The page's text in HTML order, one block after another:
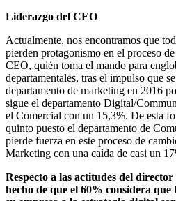
Liderazgo del CEO
Actualmente, nos encontramos que
pierden protagonismo en el proceso
CEO, quién toma el mando para
departamentales, tras el impulso que
departamento de marketing en 2016
sigue el departamento Digital/
el Comercial con un 15,3%. De esta
quinto puesto el departamento de
pierde fuerza en este proceso de
Marketing con una caída de casi un
Respecto a las actitudes del
hecho de que el 60% considera que